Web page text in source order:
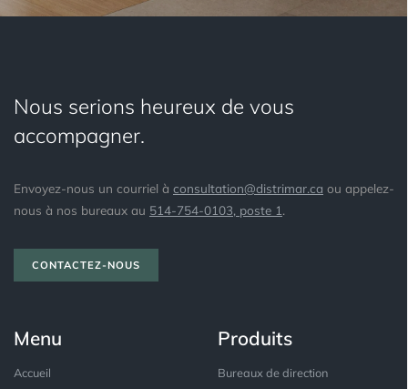
Nous serions heureux de vous
accompagner.
Envoyez-nous un courriel à consultation@distrimar.ca ou appelez-
nous à nos bureaux au 514-754-0103, poste 1 .
CONTACTEZ-NOUS
Menu
Accueil
Produits
Bureaux de direction